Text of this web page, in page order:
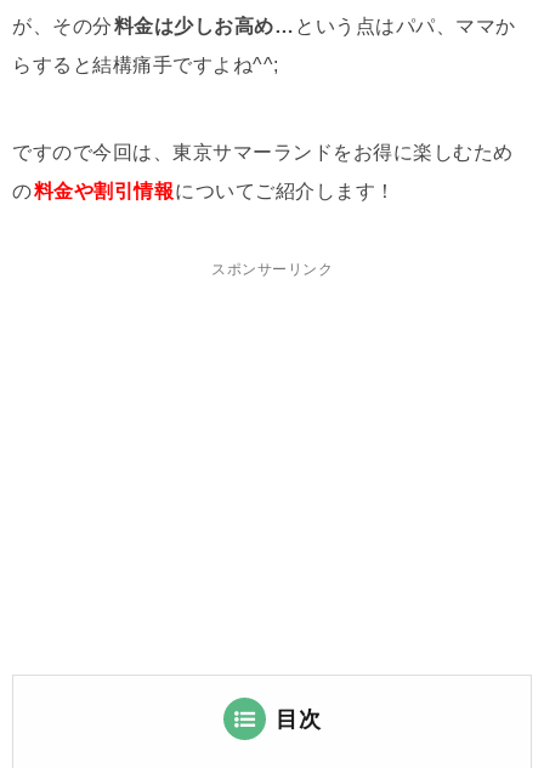
が、その分料金は少しお高め… という点はパパ、ママか
らすると結構痛手ですよね^^;
ですので今回は、東京サマーランドをお得に楽しむため
の料金や割 引情報についてご紹介します！
スポンサーリンク
目次